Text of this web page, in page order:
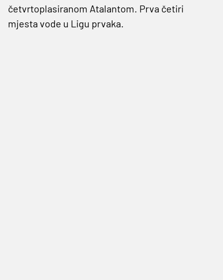
četvrtoplasiranom Atalantom. Prva četiri
mjesta vode u Ligu prvaka.